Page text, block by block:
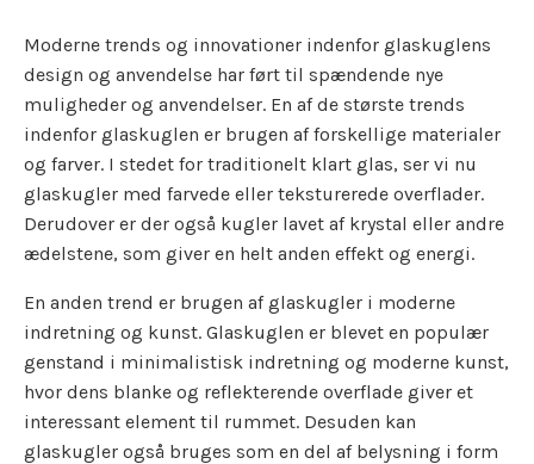
Moderne trends og innovationer indenfor glaskuglens
design og anvendelse har ført til spændende nye
muligheder og anvendelser. En af de største trends
indenfor glaskuglen er brugen af forskellige materialer
og farver. I stedet for traditionelt klart glas, ser vi nu
glaskugler med farvede eller teksturerede overflader.
Derudover er der også kugler lavet af krystal eller andre
ædelstene, som giver en helt anden effekt og energi.
En anden trend er brugen af glaskugler i moderne
indretning og kunst. Glaskuglen er blevet en populær
genstand i minimalistisk indretning og moderne kunst,
hvor dens blanke og reflekterende overflade giver et
interessant element til rummet. Desuden kan
glaskugler også bruges som en del af belysning i form